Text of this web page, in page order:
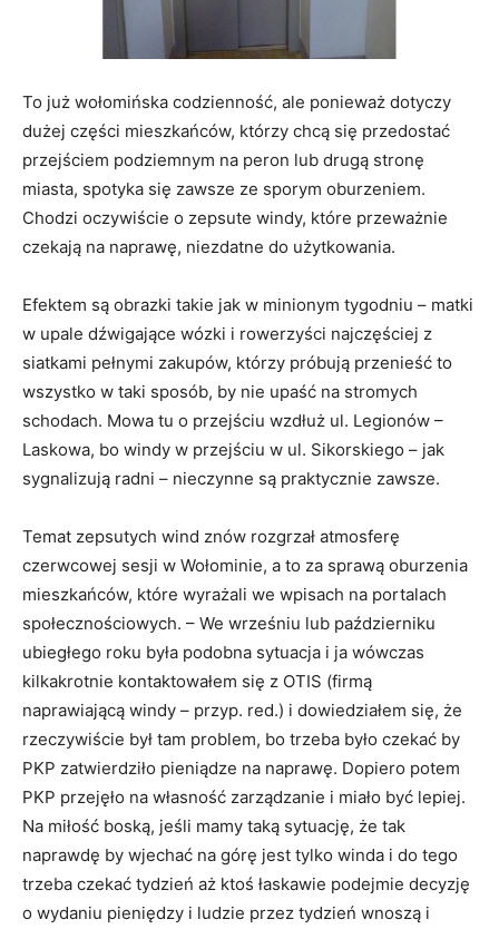
To już wołomińska codzienność, ale ponieważ dotyczy
dużej części mieszkańców, którzy chcą się przedostać
przejściem podziemnym na peron lub drugą stronę
miasta, spotyka się zawsze ze sporym oburzeniem.
Chodzi oczywiście o zepsute windy, które przeważnie
czekają na naprawę, niezdatne do użytkowania.
Efektem są obrazki takie jak w minionym tygodniu – matki
w upale dźwigające wózki i rowerzyści najczęściej z
siatkami pełnymi zakupów, którzy próbują przenieść to
wszystko w taki sposób, by nie upaść na stromych
schodach. Mowa tu o przejściu wzdłuż ul. Legionów –
Laskowa, bo windy w przejściu w ul. Sikorskiego – jak
sygnalizują radni – nieczynne są praktycznie zawsze.
Temat zepsutych wind znów rozgrzał atmosferę
czerwcowej sesji w Wołominie, a to za sprawą oburzenia
mieszkańców, które wyrażali we wpisach na portalach
społecznościowych. – We wrześniu lub październiku
ubiegłego roku była podobna sytuacja i ja wówczas
kilkakrotnie kontaktowałem się z OTIS (firmą
naprawiającą windy – przyp. red.) i dowiedziałem się, że
rzeczywiście był tam problem, bo trzeba było czekać by
PKP zatwierdziło pieniądze na naprawę. Dopiero potem
PKP przejęło na własność zarządzanie i miało być lepiej.
Na miłość boską, jeśli mamy taką sytuację, że tak
naprawdę by wjechać na górę jest tylko winda i do tego
trzeba czekać tydzień aż ktoś łaskawie podejmie decyzję
o wydaniu pieniędzy i ludzie przez tydzień wnoszą i